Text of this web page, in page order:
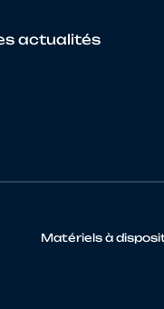
actualités
Matériels à